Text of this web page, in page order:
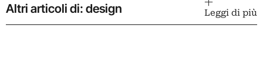
Altri articoli di: design Leggi di più